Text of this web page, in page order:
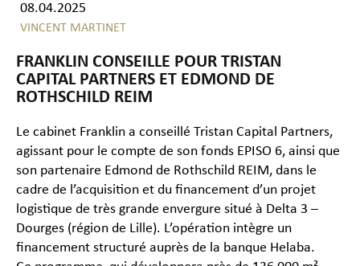
08.04.2025
VINCENT MARTINET
FRANKLIN CONSEILLE POUR TRISTAN
CAPITAL PARTNERS ET EDMOND DE
ROTHSCHILD REIM
Le cabinet Franklin a conseillé Tristan Capital Partners,
agissant pour le compte de son fonds EPISO 6, ainsi que
son partenaire Edmond de Rothschild REIM, dans le
cadre de l’acquisition et du financement d’un projet
logistique de très grande envergure situé à Delta 3 –
Dourges (région de Lille). L’opération intègre un
financement structuré auprès de la banque Helaba.